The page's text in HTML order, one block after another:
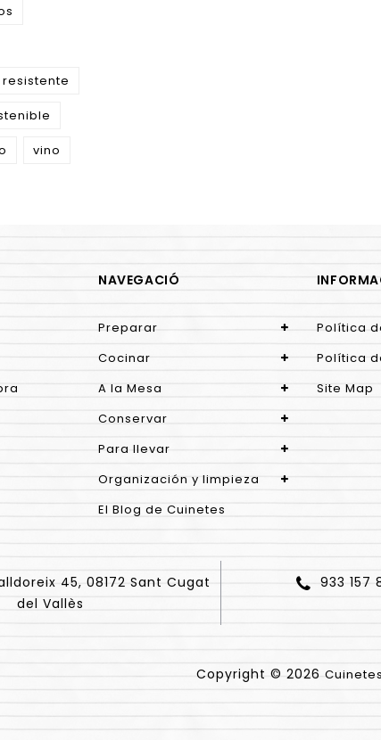
resistente
vino
NAVEGACIÓ
Preparar
Cocinar
A la Mesa
Conservar
Para llevar
Organización y limpieza
El Blog de Cuinetes
Política
Política
Site Map
45, 08172 Sant Cugat
del Vallès
933 157
Copyright © 2026 Cuinetes